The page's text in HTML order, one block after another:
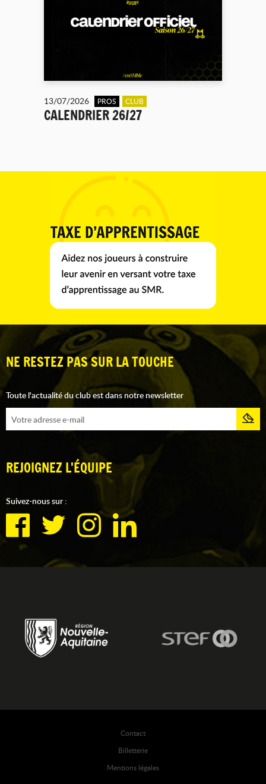
13/07/2026 PROS CLUB
CALENDRIER 26/27
NE RESTEZ PAS SUR LA TOUCHE
Toute l'actualité du club est dans notre newsletter
REJOIGNEZ L'ÉQUIPE
Suivez-nous sur :
Contact
Billetterie
Mentions légales